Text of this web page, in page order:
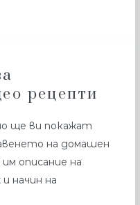
рецепти
ще ви покажат
на домашен
описание на
начин на